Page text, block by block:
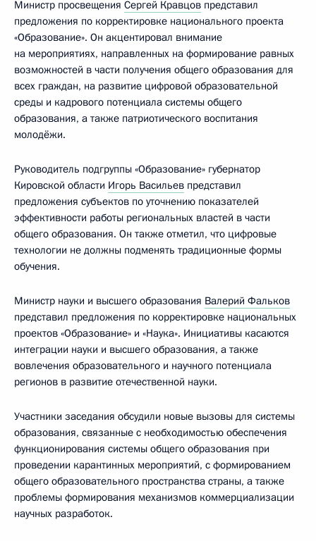
Министр просвещения Сергей Кравцов представил
предложения по корректировке национального проекта
«Образование». Он акцентировал внимание
на мероприятиях, направленных на формирование равных
возможностей в части получения общего образования для
всех граждан, на развитие цифровой образовательной
среды и кадрового потенциала системы общего
образования, а также патриотического воспитания
молодёжи.
Руководитель подгруппы «Образование» губернатор
Кировской области Игорь Васильев представил
предложения субъектов по уточнению показателей
эффективности работы региональных властей в части
общего образования. Он также отметил, что цифровые
технологии не должны подменять традиционные формы
обучения.
Министр науки и высшего образования Валерий Фальков
представил предложения по корректировке национальных
проектов «Образование» и «Наука». Инициативы касаются
интеграции науки и высшего образования, а также
вовлечения образовательного и научного потенциала
регионов в развитие отечественной науки.
Участники заседания обсудили новые вызовы для системы
образования, связанные с необходимостью обеспечения
функционирования системы общего образования при
проведении карантинных мероприятий, с формированием
общего образовательного пространства страны, а также
проблемы формирования механизмов коммерциализации
научных разработок.